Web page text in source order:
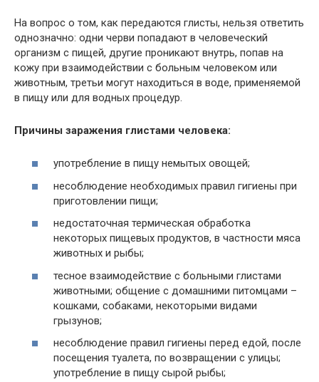
На вопрос о том, как передаются глисты, нельзя ответить
однозначно: одни черви попадают в человеческий
организм с пищей, другие проникают внутрь, попав на
кожу при взаимодействии с больным человеком или
животным, третьи могут находиться в воде, применяемой
в пищу или для водных процедур.
Причины заражения глистами человека:
употребление в пищу немытых овощей;
несоблюдение необходимых правил гигиены при
приготовлении пищи;
недостаточная термическая обработка
некоторых пищевых продуктов, в частности мяса
животных и рыбы;
тесное взаимодействие с больными глистами
животными; общение с домашними питомцами –
кошками, собаками, некоторыми видами
грызунов;
несоблюдение правил гигиены перед едой, после
посещения туалета, по возвращении с улицы;
употребление в пищу сырой рыбы;